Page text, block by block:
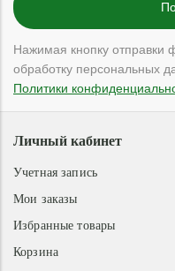
Нажимая кнопку отправки
обработку персональных
Политики
Личный кабинет
Учетная запись
Мои заказы
Избранные товары
Корзина